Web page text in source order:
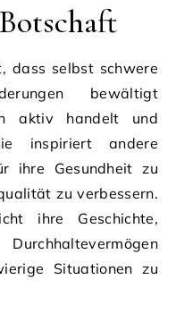
dass selbst schwere
bewältigt
aktiv handelt und
inspiriert andere
ihre Gesundheit zu
zu verbessern.
ihre Geschichte,
Situationen zu